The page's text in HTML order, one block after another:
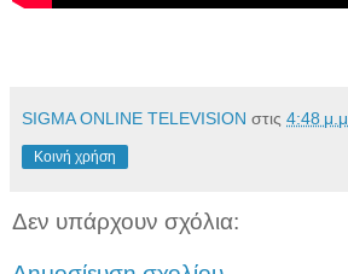
SIGMA ONLINE TELEVISION στις 4:48 μ.μ.
Κοινή χρήση
Δεν υπάρχουν σχόλια: